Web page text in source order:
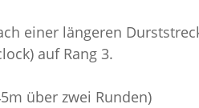
einer längeren
auf Rang 3.
über zwei Runden)